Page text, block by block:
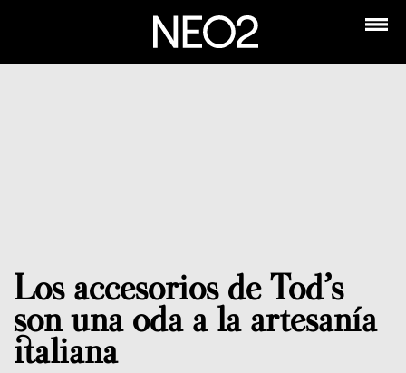
Los accesorios de Tod’s
son una oda a la artesanía
italiana